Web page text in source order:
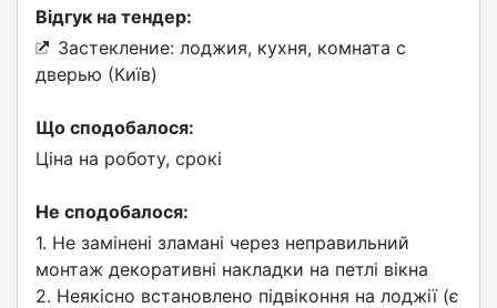
Відгук на тендер:
Застекление: лоджия, кухня, комната с
дверью (Київ)
Що сподобалося:
Ціна на роботу, срокі
Не сподобалося:
1. Не замінені зламані через неправильний
монтаж декоративні накладки на петлі вікна
2. Неякісно встановлено підвіконня на лоджії (є